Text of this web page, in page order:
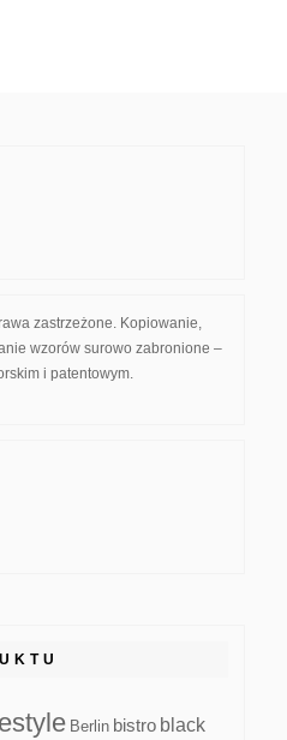
zastrzeżone. Kopiowanie,
wzorów surowo zabronione –
i patentowym.
Berlin bistro black